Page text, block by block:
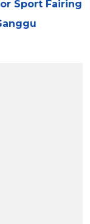
Sport Fairing